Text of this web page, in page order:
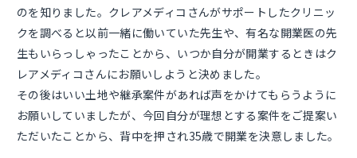
のを知りました。クレアメディコさんがサポートしたクリニッ
クを調べると以前一緒に働いていた先生や、有名な開業医の先
生もいらっしゃったことから、いつか自分が開業するときはク
レアメディコさんにお願いしようと決めました。
その後はいい土地や継承案件があれば声をかけてもらうように
お願いしていましたが、今回自分が理想とする案件をご提案い
ただいたことから、背中を押され35歳で開業を決意しました。